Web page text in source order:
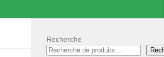
Recherche